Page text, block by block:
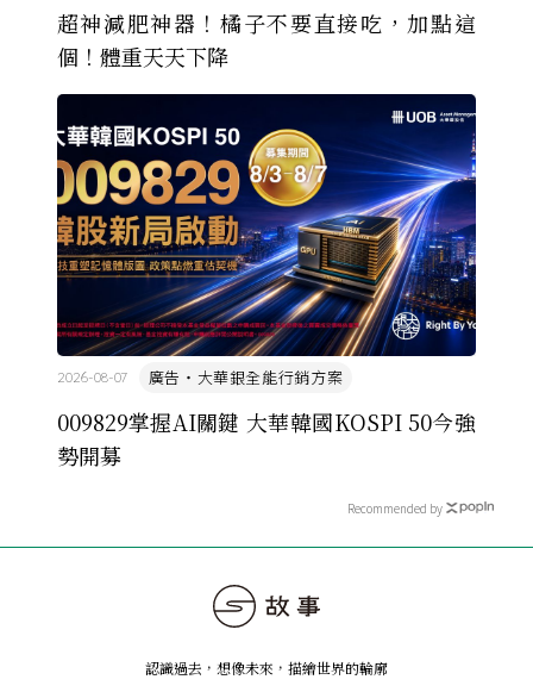
超神減肥神器！橘子不要直接吃，加點這
個！體重天天下降
009829掌握AI關鍵 大華韓國KOSPI 50今強
勢開募
廣告・大華銀全能行銷方案
2026-08-07
Recommended by
認識過去，想像未來 ， 描繪世界的輪廓